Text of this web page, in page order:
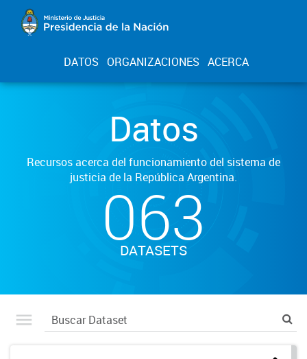
DATOS ORGANIZACIONES ACERCA
Datos
Recursos acerca del funcionamiento del sistema de
justicia de la República Argentina.
063
DATASETS